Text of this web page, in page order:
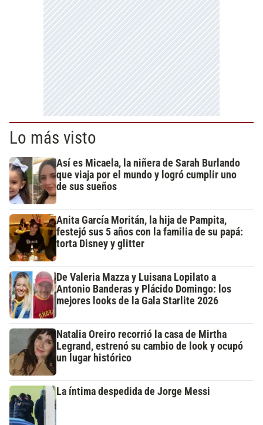
Lo más visto
Así es Micaela, la niñera de Sarah Burlando
que viaja por el mundo y logró cumplir uno
de sus sueños
Anita García Moritán, la hija de Pampita,
festejó sus 5 años con la familia de su papá:
torta Disney y glitter
De Valeria Mazza y Luisana Lopilato a
Antonio Banderas y Plácido Domingo: los
mejores looks de la Gala Starlite 2026
Natalia Oreiro recorrió la casa de Mirtha
Legrand, estrenó su cambio de look y ocupó
un lugar histórico
La íntima despedida de Jorge Messi